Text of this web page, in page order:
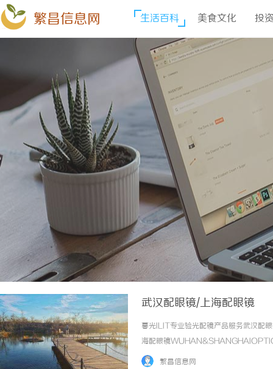
繁昌信息网 生活百科 美食文化 投
武汉配眼镜/上海配眼镜
暮光ILIT专业验光配镜产品服务武汉配
海配眼镜
品牌，现于武汉与上海设有4家门店。
繁昌信息网